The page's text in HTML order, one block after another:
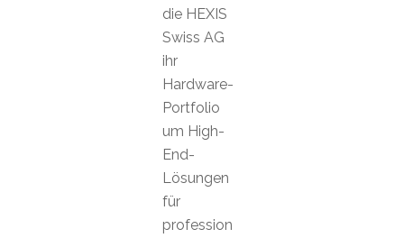
die HEXIS
Swiss AG
ihr
Hardware-
Portfolio
um High-
End-
Lösungen
für
profession